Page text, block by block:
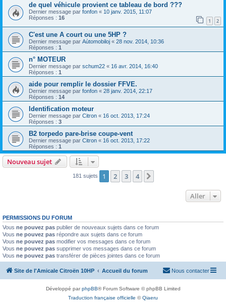
de quel véhicule provient ce tableau de bord ???
Dernier message par fonfon « 10 janv. 2015, 11:07
Réponses : 16 1 2
C'est une A court ou une 5HP ?
Dernier message par Aùtomobiloj « 28 nov. 2014, 10:36
Réponses : 1
n° MOTEUR
Dernier message par schum22 « 16 avr. 2014, 16:40
Réponses : 1
aide pour remplir le dossier FFVE.
Dernier message par fonfon « 28 janv. 2014, 22:17
Réponses : 14
Identification moteur
Dernier message par Citron « 16 oct. 2013, 17:24
Réponses : 3
B2 torpedo pare-brise coupe-vent
Dernier message par Citron « 16 oct. 2013, 17:22
Réponses : 1
Nouveau sujet
181 sujets 1 2 3 4
Aller
PERMISSIONS DU FORUM
Vous ne pouvez pas publier de nouveaux sujets dans ce forum
Vous ne pouvez pas répondre aux sujets dans ce forum
Vous ne pouvez pas modifier vos messages dans ce forum
Vous ne pouvez pas supprimer vos messages dans ce forum
Vous ne pouvez pas transférer de pièces jointes dans ce forum
Site de l'Amicale Citroën 10HP Accueil du forum Nous contacter
Développé parphpBB® Forum Software © phpBB Limited
Traduction française officielle ©Qiaeru